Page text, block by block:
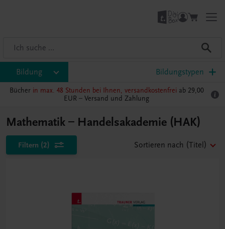
Bildung Bildungstypen
Bücher in max. 48 Stunden bei Ihnen, versandkostenfrei ab 29,00
EUR – Versand und Zahlung
Mathematik – Handelsakademie (HAK)
Filtern (2) Sortieren nach (Titel)